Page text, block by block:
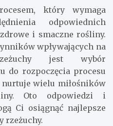
który wymaga
odpowiednich
i smaczne rośliny.
wpływających na
jest wybór
do rozpoczęcia procesu
wielu miłośników
Oto odpowiedzi i
Ci osiągnąć najlepsze
rzeżuchy.